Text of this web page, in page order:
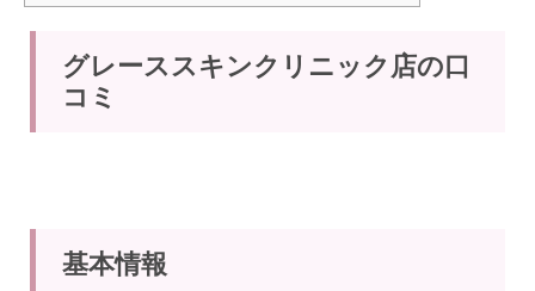
グレーススキンクリニック店の口
コミ
基本情報